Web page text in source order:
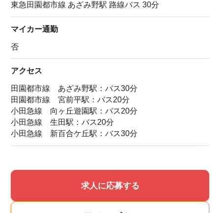
東急田園都市線 あざみ野駅 路線バス 30分
マイカー通勤
否
アクセス
田園都市線 あざみ野駅：バス30分
田園都市線 宮前平駅：バス20分
小田急線 向ヶ丘遊園駅：バス20分
小田急線 生田駅：バス20分
小田急線 新百合ケ丘駅：バス30分
求人に応募する
9,629 件